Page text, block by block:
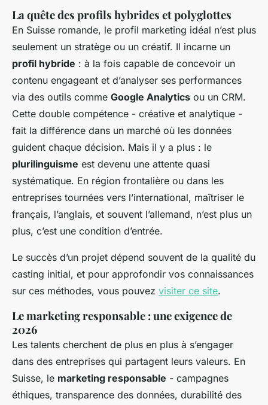
La quête des profils hybrides et polyglottes
En Suisse romande, le profil marketing idéal n’est plus
seulement un stratège ou un créatif. Il incarne un
profil hybride : à la fois capable de concevoir un
contenu engageant et d’analyser ses performances
via des outils comme Google Analytics ou un CRM.
Cette double compétence - créative et analytique -
fait la différence dans un marché où les données
guident chaque décision. Mais il y a plus : le
plurilinguisme est devenu une attente quasi
systématique. En région frontalière ou dans les
entreprises tournées vers l’international, maîtriser le
français, l’anglais, et souvent l’allemand, n’est plus un
plus, c’est une condition d’entrée.
Le succès d’un projet dépend souvent de la qualité du
casting initial, et pour approfondir vos connaissances
sur ces méthodes, vous pouvez visiter ce site.
Le marketing responsable : une exigence de
2026
Les talents cherchent de plus en plus à s’engager
dans des entreprises qui partagent leurs valeurs. En
Suisse, le marketing responsable - campagnes
éthiques, transparence des données, durabilité des